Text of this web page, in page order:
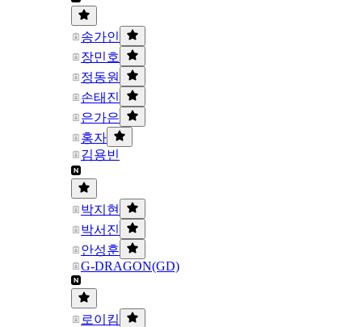
송가인
장민호
정동원
손태진
은가은
홍자
김용빈
박지현
박서진
안성훈
G-DRAGON(GD)
로이킴